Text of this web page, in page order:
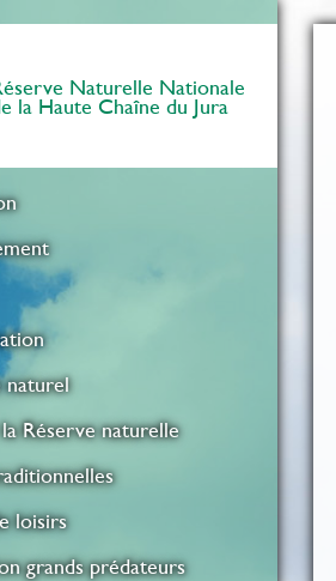
Naturelle Nationale
la Haute Chaîne du Jura
naturel
Réserve naturelle
loisirs
grands prédateurs